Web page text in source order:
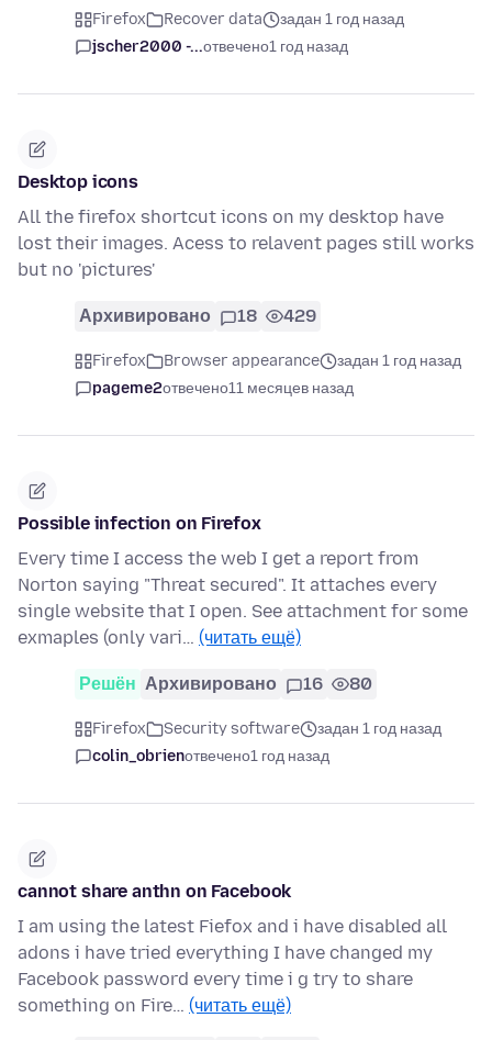
Firefox Recover data
задан 1 год назад
jscher2000 -...отвечено1 год назад
Desktop icons
All the firefox shortcut icons on my desktop have
lost their images. Acess to relavent pages still works
but no 'pictures'
Архивировано 18 429
Firefox Browser appearance
задан 1 год назад
pageme2отвечено11 месяцев назад
Possible infection on Firefox
Every time I access the web I get a report from
Norton saying "Threat secured". It attaches every
single website that I open. See attachment for some
exmaples (only vari… (читать ещё)
Решён Архивировано 16 80
Firefox Security software
задан 1 год назад
colin_obrienотвечено1 год назад
cannot share anthn on Facebook
I am using the latest Fiefox and i have disabled all
adons i have tried everything I have changed my
Facebook password every time i g try to share
something on Fire… (читать ещё)